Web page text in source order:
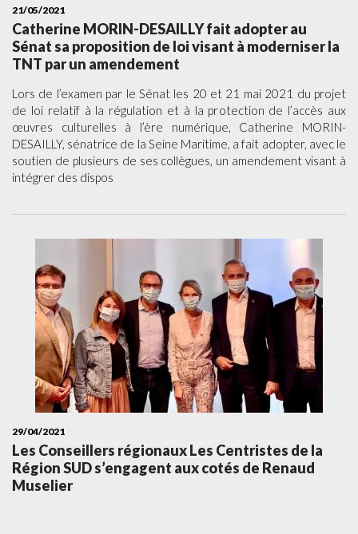
21/05/2021
Catherine MORIN-DESAILLY fait adopter au
Sénat sa proposition de loi visant à moderniser la
TNT par un amendement
Lors de l’examen par le Sénat les 20 et 21 mai 2021 du projet
de loi relatif à la régulation et à la protection de l’accès aux
œuvres culturelles à l’ère numérique, Catherine MORIN-
DESAILLY, sénatrice de la Seine Maritime, a fait adopter, avec le
soutien de plusieurs de ses collègues, un amendement visant à
intégrer des dispos
29/04/2021
Les Conseillers régionaux Les Centristes de la
Région SUD s’engagent aux cotés de Renaud
Muselier